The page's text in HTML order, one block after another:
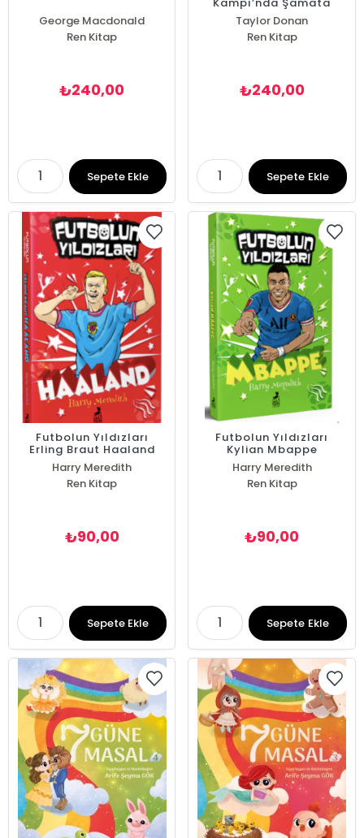
George Macdonald
Ren Kitap
₺240,00
Sepete Ekle
Taylor Donan
Ren Kitap
₺240,00
Sepete Ekle
Futbolun Yıldızları
Erling Braut Haaland
Harry Meredith
Ren Kitap
₺90,00
Sepete Ekle
Futbolun Yıldızları
Kylian Mbappe
Harry Meredith
Ren Kitap
₺90,00
Sepete Ekle